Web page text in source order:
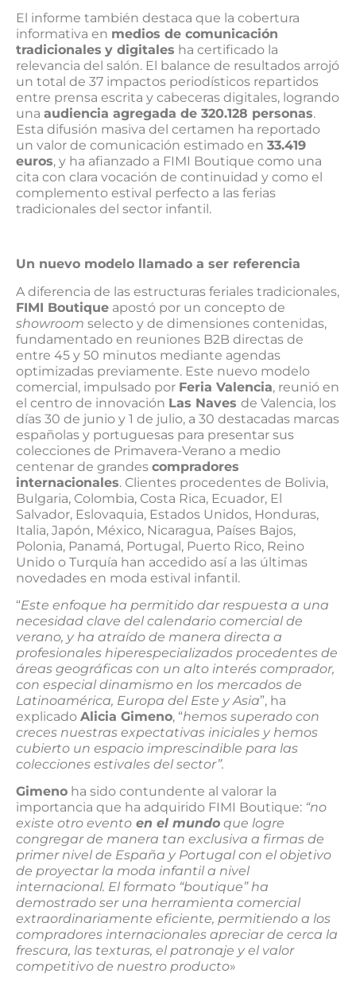
El informe también destaca que la cobertura
informativa en medios de comunicación
tradicionales y digitales ha certificado la
relevancia del salón. El balance de resultados arrojó
un total de 37 impactos periodísticos repartidos
entre prensa escrita y cabeceras digitales, logrando
una audiencia agregada de 320.128 personas.
Esta difusión masiva del certamen ha reportado
un valor de comunicación estimado en 33.419
euros, y ha afianzado a FIMI Boutique como una
cita con clara vocación de continuidad y como el
complemento estival perfecto a las ferias
tradicionales del sector infantil.
Un nuevo modelo llamado a ser referencia
A diferencia de las estructuras feriales tradicionales,
FIMI Boutique apostó por un concepto de
showroom selecto y de dimensiones contenidas,
fundamentado en reuniones B2B directas de
entre 45 y 50 minutos mediante agendas
optimizadas previamente. Este nuevo modelo
comercial, impulsado por Feria Valencia, reunió en
el centro de innovación Las Naves de Valencia, los
días 30 de junio y 1 de julio, a 30 destacadas marcas
españolas y portuguesas para presentar sus
colecciones de Primavera-Verano a medio
centenar de grandes compradores
internacionales. Clientes procedentes de Bolivia,
Bulgaria, Colombia, Costa Rica, Ecuador, El
Salvador, Eslovaquia, Estados Unidos, Honduras,
Italia, Japón, México, Nicaragua, Países Bajos,
Polonia, Panamá, Portugal, Puerto Rico, Reino
Unido o Turquía han accedido así a las últimas
novedades en moda estival infantil.
“Este enfoque ha permitido dar respuesta a una
necesidad clave del calendario comercial de
verano, y ha atraído de manera directa a
profesionales hiperespecializados procedentes de
áreas geográficas con un alto interés comprador,
con especial dinamismo en los mercados de
Latinoamérica, Europa del Este y Asia”, ha
explicado Alicia Gimeno, “hemos superado con
creces nuestras expectativas iniciales y hemos
cubierto un espacio imprescindible para las
colecciones estivales del sector”.
Gimeno ha sido contundente al valorar la
importancia que ha adquirido FIMI Boutique: “no
existe otro evento en el mundo que logre
congregar de manera tan exclusiva a firmas de
primer nivel de España y Portugal con el objetivo
de proyectar la moda infantil a nivel
internacional. El formato “boutique” ha
demostrado ser una herramienta comercial
extraordinariamente eficiente, permitiendo a los
compradores internacionales apreciar de cerca la
frescura, las texturas, el patronaje y el valor
competitivo de nuestro producto»